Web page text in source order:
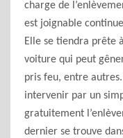
charge de
est joignable
Elle se tiendra prête
voiture qui peut
pris feu, entre
intervenir par un
gratuitement
dernier se trouve